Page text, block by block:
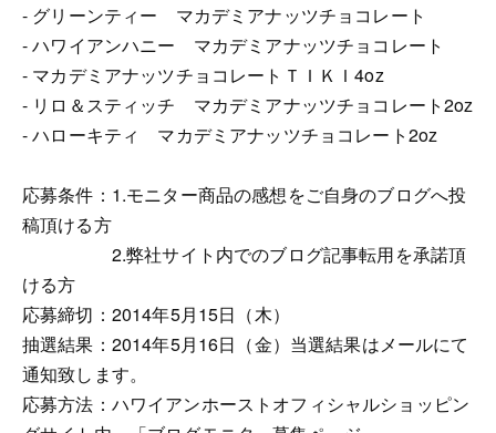
- グリーンティー マカデミアナッツチョコレート
- ハワイアンハニー マカデミアナッツチョコレート
- マカデミアナッツチョコレートＴＩＫＩ4oz
- リロ＆スティッチ マカデミアナッツチョコレート2oz
- ハローキティ マカデミアナッツチョコレート2oz
応募条件：1.モニター商品の感想をご自身のブログへ投
稿頂ける方
2.弊社サイト内でのブログ記事転用を承諾頂
ける方
応募締切：2014年5月15日（木）
抽選結果：2014年5月16日（金）当選結果はメールにて
通知致します。
応募方法：ハワイアンホーストオフィシャルショッピン